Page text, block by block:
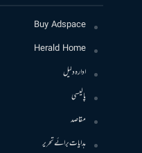
Buy Adspace
Herald Home
ادارہ دلیل
پالیسی
مقاصد
ہدایات برائے تحریر